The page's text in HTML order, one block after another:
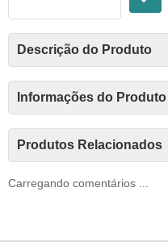
Descrição do Produto
Informações do Produto
Produtos Relacionados
Carregando comentários ...